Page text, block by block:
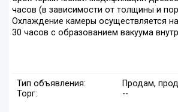
часов (в зависимости от толщины и
Охлаждение камеры осуществляется
30 часов с образованием вакуума
Тип объявления:
Продам,
Торг:
--